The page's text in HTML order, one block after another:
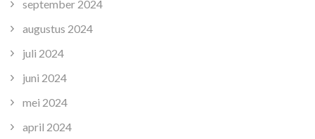
september 2024
augustus 2024
juli 2024
juni 2024
mei 2024
april 2024